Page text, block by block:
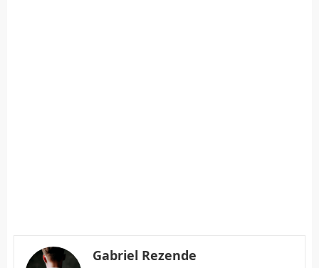
Gabriel Rezende